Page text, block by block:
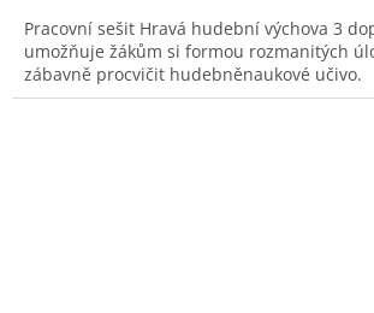
Pracovní sešit Hravá hudební výchova 3
umožňuje žákům si formou rozmanitých
zábavně procvičit hudebněnaukové učivo.